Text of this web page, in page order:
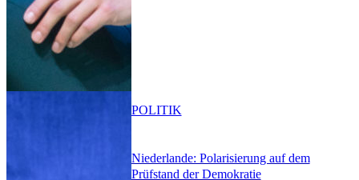
Niederlande: Polarisierung auf dem
Prüfstand der Demokratie
POLITIK